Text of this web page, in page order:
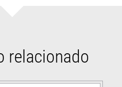
relacionado